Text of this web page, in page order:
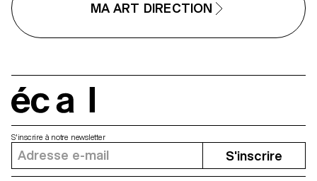
manière différente.
l’espace m’a permis d’avoir de
nouvelles idées de
Le procédé technique, les
valeur le studio.
MA ART DIRECTION
S'inscrire à notre newsletter
S'inscrire